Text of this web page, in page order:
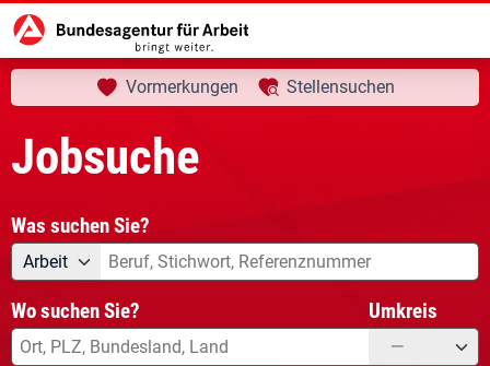
Startseite Jobsuche aktuelle Seite:
Ihre Suche
Vormerkungen Stellensuchen
Jobsuche
Was suchen Sie?
Angebotsart
Arbeit Was suchen Sie?
Wo suchen Sie? Umkreis
—